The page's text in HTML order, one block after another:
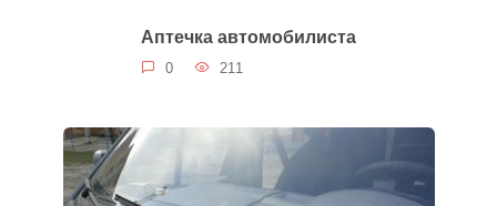
Аптечка автомобилиста
0 211